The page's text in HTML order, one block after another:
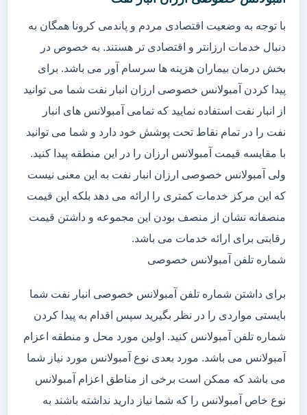
با توجه به وضعیت اقتصادی مردم و پاندمی کرونا همگان به
دنبال خدمات ارزانتر و اقتصادی تر هستند. به خصوص در
بخش درمان بیماران هزینه ها سرسام آور می باشد. برای
پیدا کردن آمبولانس خصوصی ارزان انبار نفت شما می توانید
از انبار نفت استفاده نمایید که تمامی آمبولانس های انبار
نفت را در تمام نقاط تحت پوشش خود دارد و شما می توانید
با مقایسه قیمت آمبولانس ارزان را در این منطقه پیدا کنید.
ولی آمبولانس خصوصی ارزان انبار نفت به این معنی نیست
که این مرکز خدمات کمتری را ارائه می دهد بلکه این قیمت
منصفانه نشان از منصف بودن این مجموعه و داشتن قیمت
رقابتی برای ارائه خدمات می باشد.
شماره تلفن آمبولانس خصوصی
برای داشتن شماره تلفن آمبولانس خصوصی انبار نفت شما
بایستی مواردی را در نظر بگیرید سپس اقدام به پیدا کردن
شماره تلفن آمبولانس کنید. اولین مورد محل و منطقه اعزام
آمبولانس می باشد. مورد بعدی نوع آمبولانس مورد نیاز شما
می باشد که ممکن است برخی از مناطق اعزام آمبولانس
نوع خاص آمبولانس را که شما نیاز دارید نداشته باشند به